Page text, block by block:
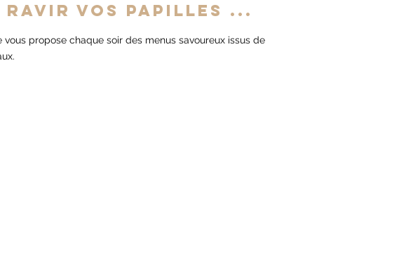
ravir vos papilles ...
vous propose chaque soir des menus savoureux issus de